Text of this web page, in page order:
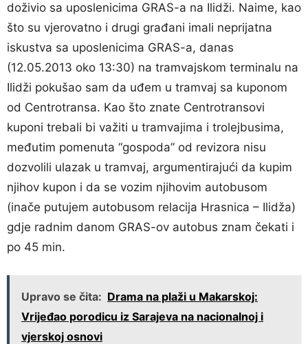
doživio sa uposlenicima GRAS-a na Ilidži. Naime, kao
što su vjerovatno i drugi građani imali neprijatna
iskustva sa uposlenicima GRAS-a, danas
(12.05.2013 oko 13:30) na tramvajskom terminalu na
Ilidži pokušao sam da uđem u tramvaj sa kuponom
od Centrotransa. Kao što znate Centrotransovi
kuponi trebali bi važiti u tramvajima i trolejbusima,
međutim pomenuta “gospoda” od revizora nisu
dozvolili ulazak u tramvaj, argumentirajući da kupim
njihov kupon i da se vozim njihovim autobusom
(inače putujem autobusom relacija Hrasnica – Ilidža)
gdje radnim danom GRAS-ov autobus znam čekati i
po 45 min.
Upravo se čita: Drama na plaži u Makarskoj:
Vrijeđao porodicu iz Sarajeva na nacionalnoj i
vjerskoj osnovi